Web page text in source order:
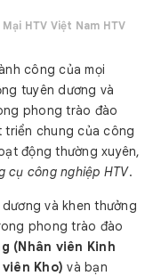
HTV Việt Nam HTV
công của mọi
tuyên dương và
phong trào đào
chung của công
động thường xuyên,
cụ công nghiệp HTV.
và khen thưởng
phong trào đào
(Nhân viên Kinh
viên Kho)và bạn